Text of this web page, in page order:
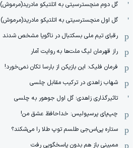
گل دوم منچسترسیتی به اتلتیکو مادرید(مرموش)
گل اول منچسترسیتی به اتلتیکو مادرید(مرموش)
رقبای تیم ملی بسکتبال در ناگویا مشخص‌ شدند
راز قهرمان لیگ ملت‌ها به روایت آمار
فرمان فلیک: این بازیکن از بارسا تکان نمی‌خورد!
شهاب زاهدی در ترکیب مقابل چلسی
تاثیرگذاری زاهدی؛ گل اول جوهور به چلسی
چپ‌پای پرسپولیس: خداحافظ عشق من!
ستاره پی‌اس‌جی طلسم توپ طلا را می‌شکند؟
ممبینی باز هم بدون پاسخگویی رفت